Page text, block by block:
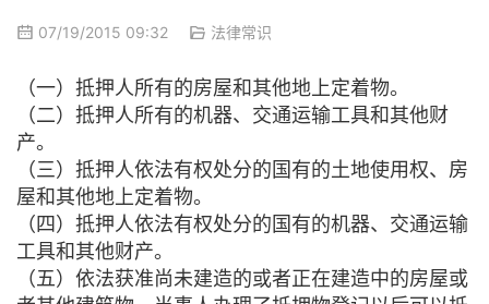
07/19/2015 09:32 法律常识
（一）抵押人所有的房屋和其他地上定着物。
（二）抵押人所有的机器、交通运输工具和其他财
产。
（三）抵押人依法有权处分的国有的土地使用权、房
屋和其他地上定着物。
（四）抵押人依法有权处分的国有的机器、交通运输
工具和其他财产。
（五）依法获准尚未建造的或者正在建造中的房屋或